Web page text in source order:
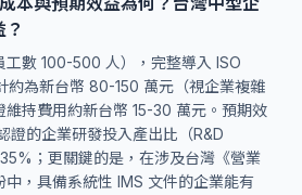
工數 100-500 人），完整導入 ISO
約為新台幣 80-150 萬元（視企業複雜
維持費用約新台幣 15-30 萬元。預期效
證的企業研發投入產出比（R&D
；更關鍵的是，在涉及台灣《營業
中，具備系統性 IMS 文件的企業能有